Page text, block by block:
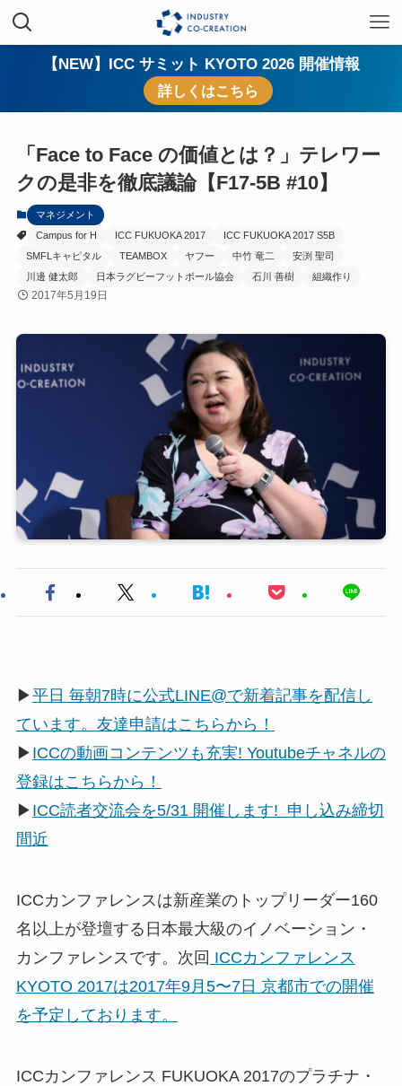
【NEW】ICC サミット KYOTO 2026 開催情報
詳しくはこちら
「Face to Face の価値とは？」テレワー
クの是非を徹底議論【F17-5B #10】
マネジメント
Campus for H
ICC FUKUOKA 2017
ICC FUKUOKA 2017 S5B
SMFLキャピタル
TEAMBOX ヤフー 中竹 竜二
安渕 聖司
川邊 健太郎
日本ラグビーフットボール協会 石川 善樹 組織作り
2017年5月19日
▶平日 毎朝7時に公式LINE@で新着記事を配信し
ています。友達申請はこちらから！
▶ ICCの動画コンテンツも充実! Youtubeチャネルの
登録はこちらから！
▶ ICC読者交流会を5/31 開催します! 申し込み締切
間近
ICCカンファレンスは新産業のトップリーダー160
名以上が登壇する日本最大級のイノベーション・
カンファレンスです。次回 ICCカンファレンス
KYOTO 2017は2017年9月5〜7日 京都市での開催
を予定しております。
ICCカンファレンス FUKUOKA 2017のプラチナ・